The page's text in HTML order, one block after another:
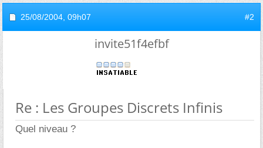
25/08/2004, 09h07 #2
invite51f4efbf
Re : Les Groupes Discrets Infinis
Quel niveau ?